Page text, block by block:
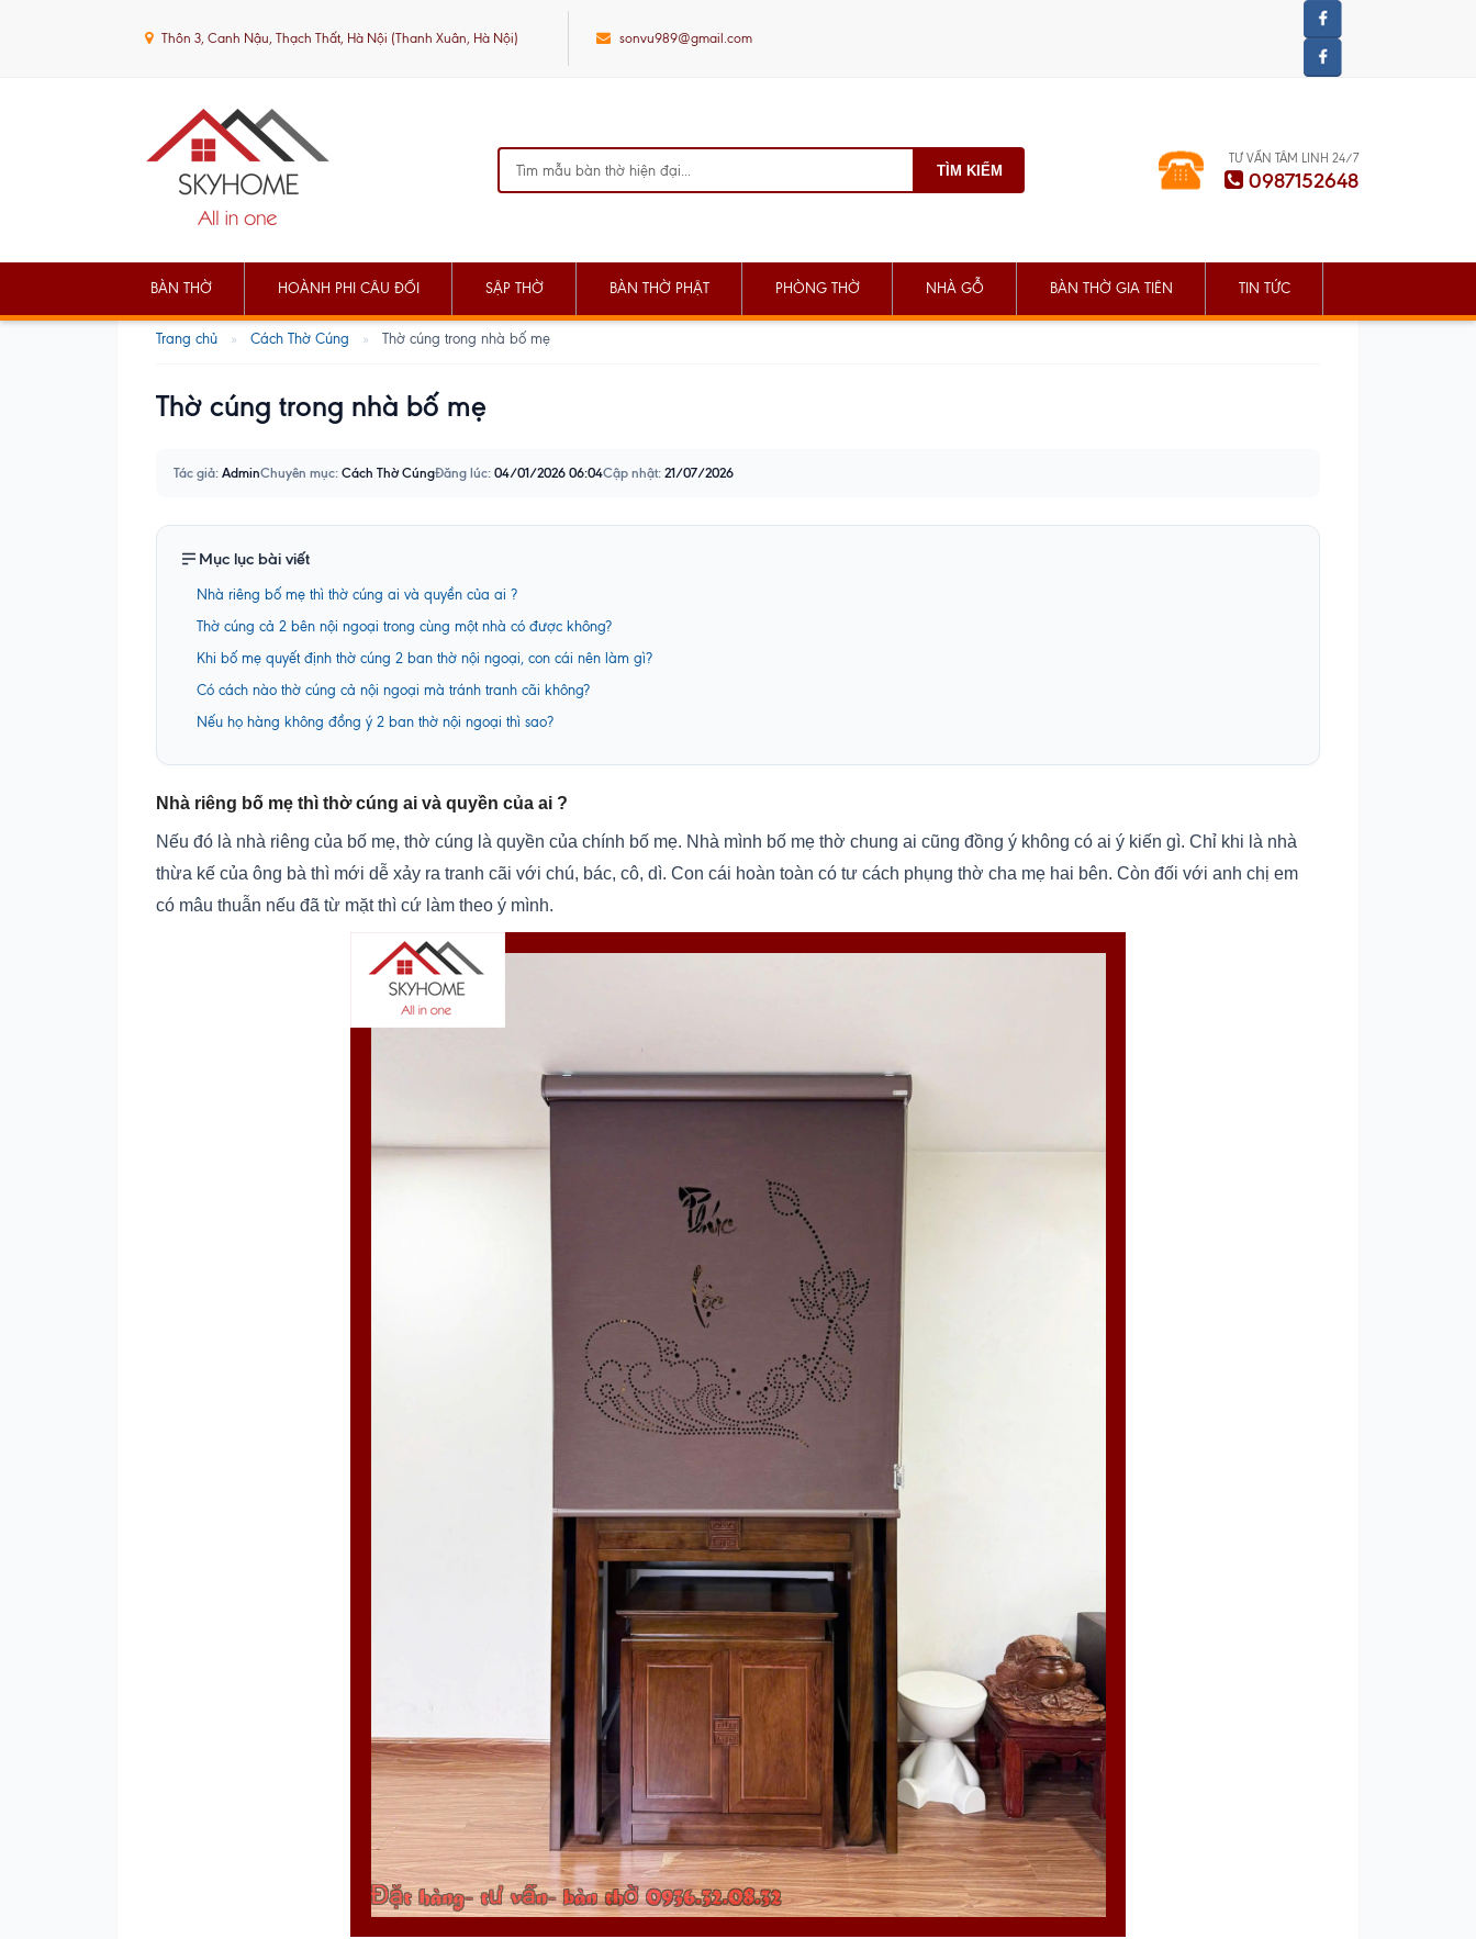
Thôn 3, Canh Nậu, Thạch Thất, Hà Nội (Thanh Xuân, Hà Nội) sonvu989@gmail.com
TÌM KIẾM
TƯ VẤN TÂM LINH 24/7
0987152648
BÀN THỜ HOÀNH PHI CÂU ĐỐI SẬP THỜ BÀN THỜ PHẬT PHÒNG THỜ NHÀ GỖ BÀN THỜ GIA TIÊN TIN TỨC
Trang chủ » Cách Thờ Cúng » Thờ cúng trong nhà bố mẹ
Thờ cúng trong nhà bố mẹ
Tác giả: AdminChuyên mục: Cách Thờ CúngĐăng lúc: 04/01/2026 06:04Cập nhật: 21/07/2026
Mục lục bài viết
Nhà riêng bố mẹ thì thờ cúng ai và quyền của ai ?
Thờ cúng cả 2 bên nội ngoại trong cùng một nhà có được không?
Khi bố mẹ quyết định thờ cúng 2 ban thờ nội ngoại, con cái nên làm gì?
Có cách nào thờ cúng cả nội ngoại mà tránh tranh cãi không?
Nếu họ hàng không đồng ý 2 ban thờ nội ngoại thì sao?
Nhà riêng bố mẹ thì thờ cúng ai và quyền của ai ?
Nếu đó là nhà riêng của bố mẹ, thờ cúng là quyền của chính bố mẹ. Nhà mình bố mẹ thờ chung ai cũng đồng ý không có ai ý kiến gì. Chỉ khi là nhà
thừa kế của ông bà thì mới dễ xảy ra tranh cãi với chú, bác, cô, dì. Con cái hoàn toàn có tư cách phụng thờ cha mẹ hai bên. Còn đối với anh chị em
có mâu thuẫn nếu đã từ mặt thì cứ làm theo ý mình.